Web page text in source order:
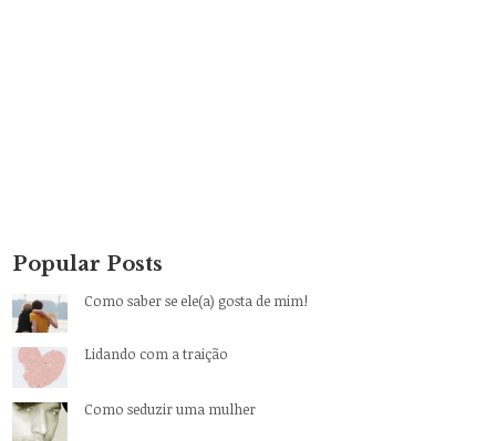
Popular Posts
Como saber se ele(a) gosta de mim!
Lidando com a traição
Como seduzir uma mulher